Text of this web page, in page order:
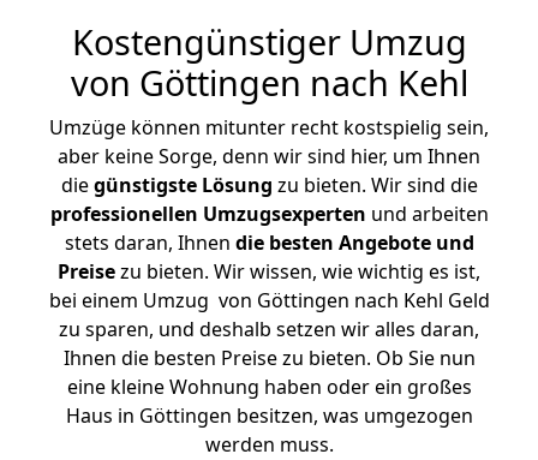
Kostengünstiger Umzug
von Göttingen nach Kehl
Umzüge können mitunter recht kostspielig sein,
aber keine Sorge, denn wir sind hier, um Ihnen
diegünstigste Lösung zu bieten. Wir sind die
professionellen Umzugsexperten und arbeiten
stets daran, Ihnen die besten Angebote und
Preisezu bieten. Wir wissen, wie wichtig es ist,
bei einem Umzug von Göttingen nach Kehl Geld
zu sparen, und deshalb setzen wir alles daran,
Ihnen die besten Preise zu bieten. Ob Sie nun
eine kleine Wohnung haben oder ein großes
Haus in Göttingen besitzen, was umgezogen
werden muss.